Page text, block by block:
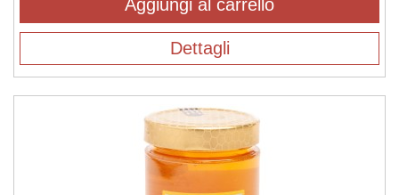
Aggiungi al carrello
Dettagli